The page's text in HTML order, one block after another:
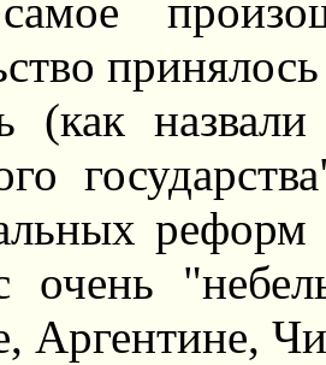
(как
очень
Аргентине,